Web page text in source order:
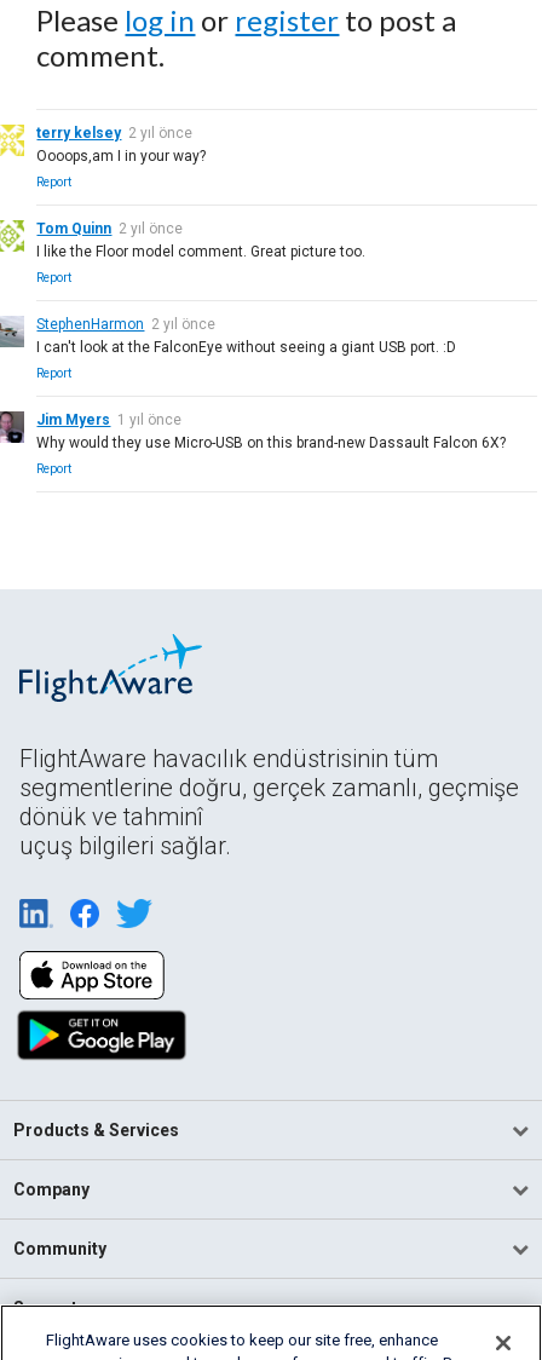
Please log in or register to post a
comment.
terry kelsey 2 yıl önce
Oooops,am I in your way?
Report
Tom Quinn 2 yıl önce
I like the Floor model comment. Great picture too.
Report
StephenHarmon 2 yıl önce
I can't look at the FalconEye without seeing a giant USB port. :D
Report
Jim Myers 1 yıl önce
Why would they use Micro-USB on this brand-new Dassault Falcon 6X?
Report
FlightAware havacılık endüstrisinin tüm
segmentlerine doğru, gerçek zamanlı, geçmişe
dönük ve tahminî
uçuş bilgileri sağlar.
Products & Services
Company
Community
Support
FlightAware uses cookies to keep our site free, enhance